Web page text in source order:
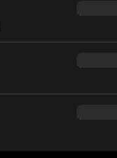
$34.95